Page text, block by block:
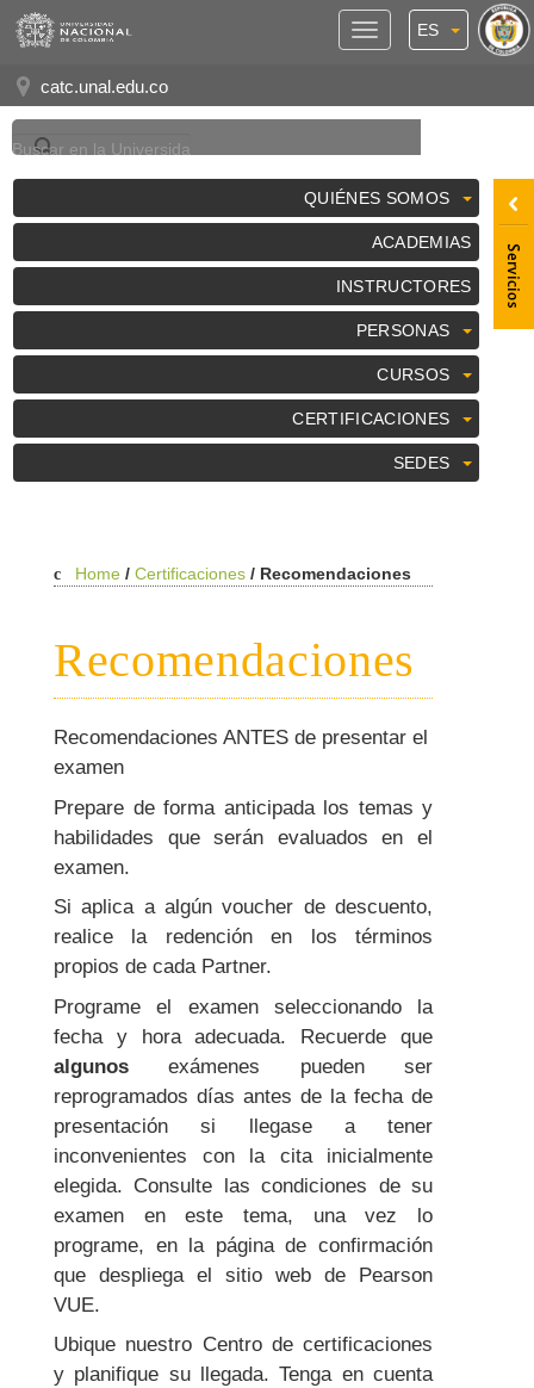
ES
catc.unal.edu.co
QUIÉNES SOMOS
ACADEMIAS
INSTRUCTORES
PERSONAS
CURSOS
CERTIFICACIONES
SEDES
Panel
Home / Certificaciones / Recomendaciones
Recomendaciones
Recomendaciones ANTES de presentar el
examen
Prepare de forma anticipada los temas y
habilidades que serán evaluados en el
examen.
Si aplica a algún voucher de descuento,
realice la redención en los términos
propios de cada Partner.
Programe el examen seleccionando la
fecha y hora adecuada. Recuerde que
algunos exámenes pueden ser
reprogramados días antes de la fecha de
presentación si llegase a tener
inconvenientes con la cita inicialmente
elegida. Consulte las condiciones de su
examen en este tema, una vez lo
programe, en la página de confirmación
que despliega el sitio web de Pearson
VUE.
Ubique nuestro Centro de certificaciones
y planifique su llegada. Tenga en cuenta